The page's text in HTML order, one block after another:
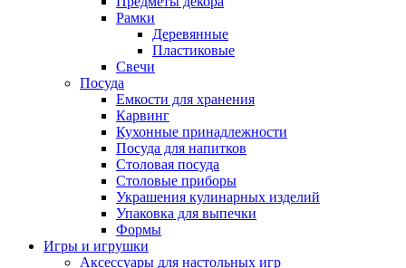
Рамки
Деревянные
Пластиковые
Свечи
Посуда
Емкости для хранения
Карвинг
Кухонные принадлежности
Посуда для напитков
Столовая посуда
Столовые приборы
Украшения кулинарных изделий
Упаковка для выпечки
Формы
Игры и игрушки
Аксессуары для настольных игр